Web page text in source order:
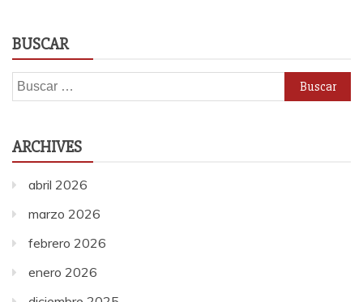
BUSCAR
Buscar:
ARCHIVES
abril 2026
marzo 2026
febrero 2026
enero 2026